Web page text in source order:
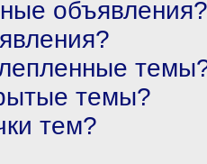
объявления?
темы?
тем?